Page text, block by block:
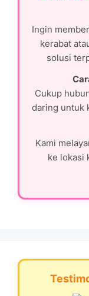
Ingin
kerabat
solusi
Cukup
daring untuk
Kami
ke lokasi